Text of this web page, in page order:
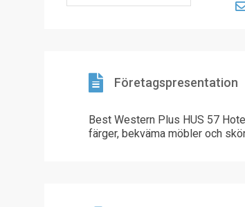
Företagspresentation
Best Western Plus HUS 57
färger, bekväma möbler och